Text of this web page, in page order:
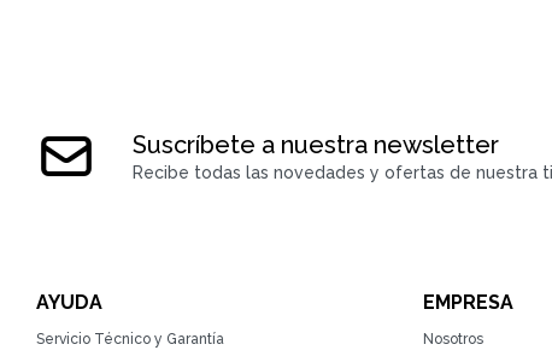
Suscríbete a nuestra newsletter
Recibe todas las novedades y ofertas de nuestra
AYUDA
Servicio Técnico y Garantía
EMPRESA
Nosotros